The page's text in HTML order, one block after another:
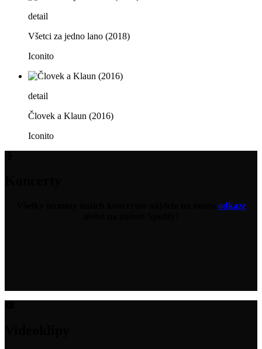
detail
Všetci za jedno lano (2018)
Iconito
detail
Človek a Klaun (2016)
Iconito
odkaze